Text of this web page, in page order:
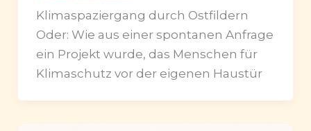
Klimaspaziergang durch Ostfildern
Oder: Wie aus einer spontanen Anfrage
ein Projekt wurde, das Menschen für
Klimaschutz vor der eigenen Haustür